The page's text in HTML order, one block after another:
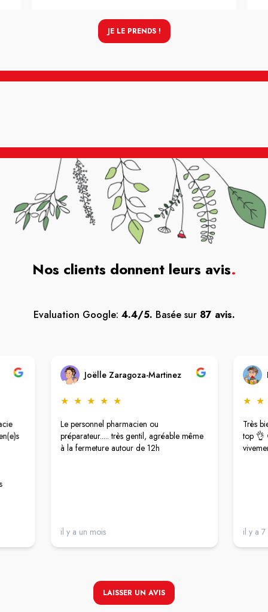
JE LE PRENDS !
Nos clients donnent leurs avis.
Evaluation Google: 4.4/5. Basée sur 87 avis.
Joëlle Zaragoza-Martinez
★ ★ ★ ★ ★
Le personnel pharmacien ou
préparateur..... très gentil, agréable même
à la fermeture autour de 12h
il y a un mois
★ ★
Très
top 👌
il y a 7
LAISSER UN AVIS